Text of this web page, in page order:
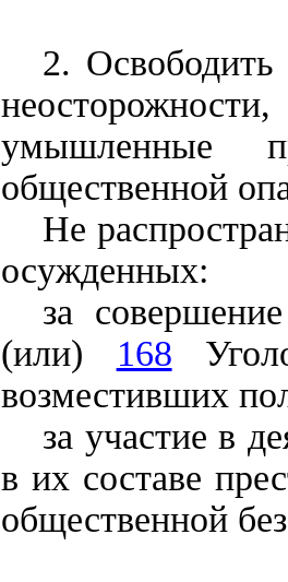
2.
умышленные
общественной
Не
осужденных:
за
(или) 168
возместивших
за участие в
в их составе
общественной